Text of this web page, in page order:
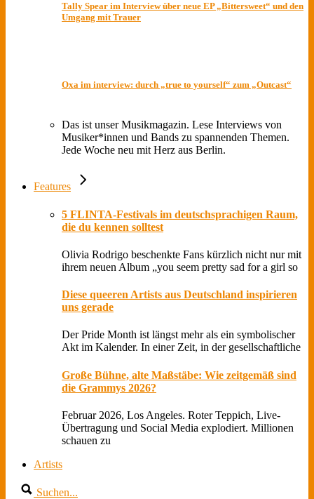
Tally Spear im Interview über neue EP „Bittersweet“ und den
Umgang mit Trauer
Oxa im interview: durch „true to yourself“ zum „Outcast“
Das ist unser Musikmagazin. Lese Interviews von
Musiker*innen und Bands zu spannenden Themen.
Jede Woche neu mit Herz aus Berlin.
Features
5 FLINTA-Festivals im deutschsprachigen Raum,
die du kennen solltest
Olivia Rodrigo beschenkte Fans kürzlich nicht nur mit
ihrem neuen Album „you seem pretty sad for a girl so
Diese queeren Artists aus Deutschland inspirieren
uns gerade
Der Pride Month ist längst mehr als ein symbolischer
Akt im Kalender. In einer Zeit, in der gesellschaftliche
Große Bühne, alte Maßstäbe: Wie zeitgemäß sind
die Grammys 2026?
Februar 2026, Los Angeles. Roter Teppich, Live-
Übertragung und Social Media explodiert. Millionen
schauen zu
Artists
Suchen...